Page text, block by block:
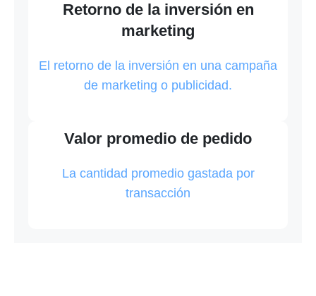
Retorno de la inversión en
marketing
El retorno de la inversión en una campaña
de marketing o publicidad.
Valor promedio de pedido
La cantidad promedio gastada por
transacción